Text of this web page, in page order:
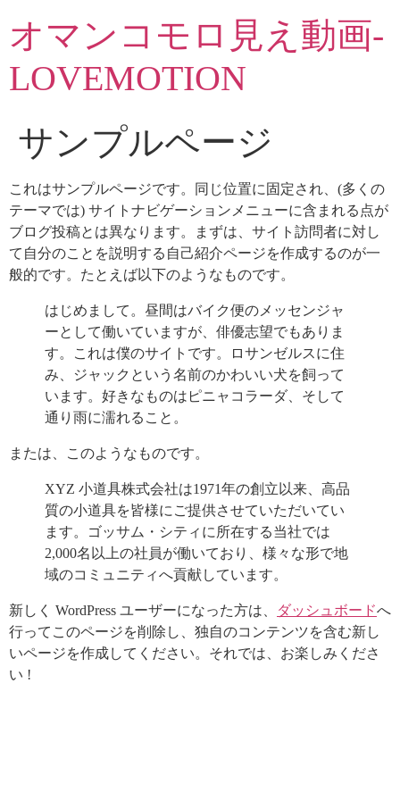
ン
テ
ン
ツ
ッ
プ
オマンコモロ見え動画-
LOVEMOTION
サンプルページ
これはサンプルページです。同じ位置に固定され、(多くの
テーマでは) サイトナビゲーションメニューに含まれる点が
ブログ投稿とは異なります。まずは、サイト訪問者に対し
て自分のことを説明する自己紹介ページを作成するのが一
般的です。たとえば以下のようなものです。
はじめまして。昼間はバイク便のメッセンジャ
ーとして働いていますが、俳優志望でもありま
す。これは僕のサイトです。ロサンゼルスに住
み、ジャックという名前のかわいい犬を飼って
います。好きなものはピニャコラーダ、そして
通り雨に濡れること。
または、このようなものです。
XYZ 小道具株式会社は1971年の創立以来、高品
質の小道具を皆様にご提供させていただいてい
ます。ゴッサム・シティに所在する当社では
2,000名以上の社員が働いており、様々な形で地
域のコミュニティへ貢献しています。
新しく WordPress ユーザーになった方は、 ダッシュボードへ
行ってこのページを削除し、独自のコンテンツを含む新し
いページを作成してください。それでは、お楽しみくださ
い !